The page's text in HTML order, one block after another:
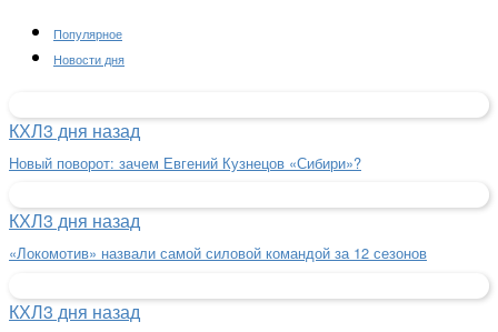
Популярное
Новости дня
КХЛ3 дня назад
Новый поворот: зачем Евгений Кузнецов «Сибири»?
КХЛ3 дня назад
«Локомотив» назвали самой силовой командой за 12 сезонов
КХЛ3 дня назад